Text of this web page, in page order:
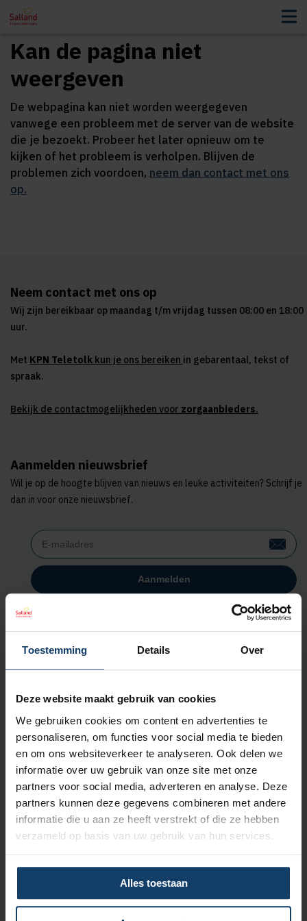
Toestemming Details Over
Deze website maakt gebruik van cookies
We gebruiken cookies om content en advertenties te
personaliseren, om functies voor social media te bieden
en om ons websiteverkeer te analyseren. Ook delen we
informatie over uw gebruik van onze site met onze
partners voor social media, adverteren en analyse. Deze
partners kunnen deze gegevens combineren met andere
informatie die u aan ze heeft verstrekt of die ze hebben
verzameld op basis van uw gebruik van hun services.
Alles toestaan
voor
Kan de pagina niet
weergeven
De webpagina kan niet worden weergegeven
vanwege een probleem met de server van de website
die je bezoekt. Probeer het later opnieuw om te
kijken of het probleem is verholpen. Blijven de
problemen zich voordoen, neem dan contact met ons
op.
Neem contact met ons op
Wij zijn bereikbaar op maandag t/m vrijdag tussen 08:00 en 18:00
uur.
Met KPN Teletolk kun je ons bereiken in gebarentaal, tekst of
spraak.
Bekijk de contactmogelijkheden voor zorgaanbieders.
Aanmelden nieuwsbrief
Wil je op de hoogte blijven van nieuws en leuke activiteiten? Schrijf je
dan in voor onze nieuwsbrief.
Je ontvangt binnen 5 werkdagen een reactie.
App naar 06 86 87 98 27
Binnen 1 uur ontvang je
een appje terug.
Bel naar (0570) 68 74 84